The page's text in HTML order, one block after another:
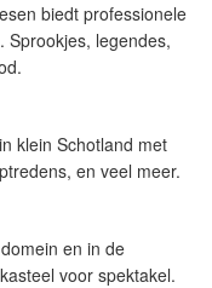
biedt professionele
Sprookjes, legendes,
klein Schotland met
en veel meer.
en in de
voor spektakel.